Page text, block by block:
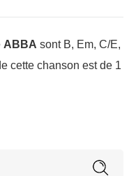
ABBA sont B, Em, C/E,
cette chanson est de 1